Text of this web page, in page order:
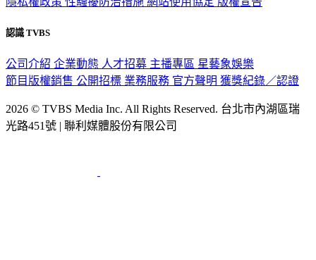
認識 TVBS
公司介紹 企業動態 人才招募 主播專區 星藝象娛樂
節目版權銷售 公開招標 業務服務 官方聲明 獲獎紀錄／認證
2026 © TVBS Media Inc. All Rights Reserved. 台北市內湖區瑞
光路451號 | 聯利媒體股份有限公司